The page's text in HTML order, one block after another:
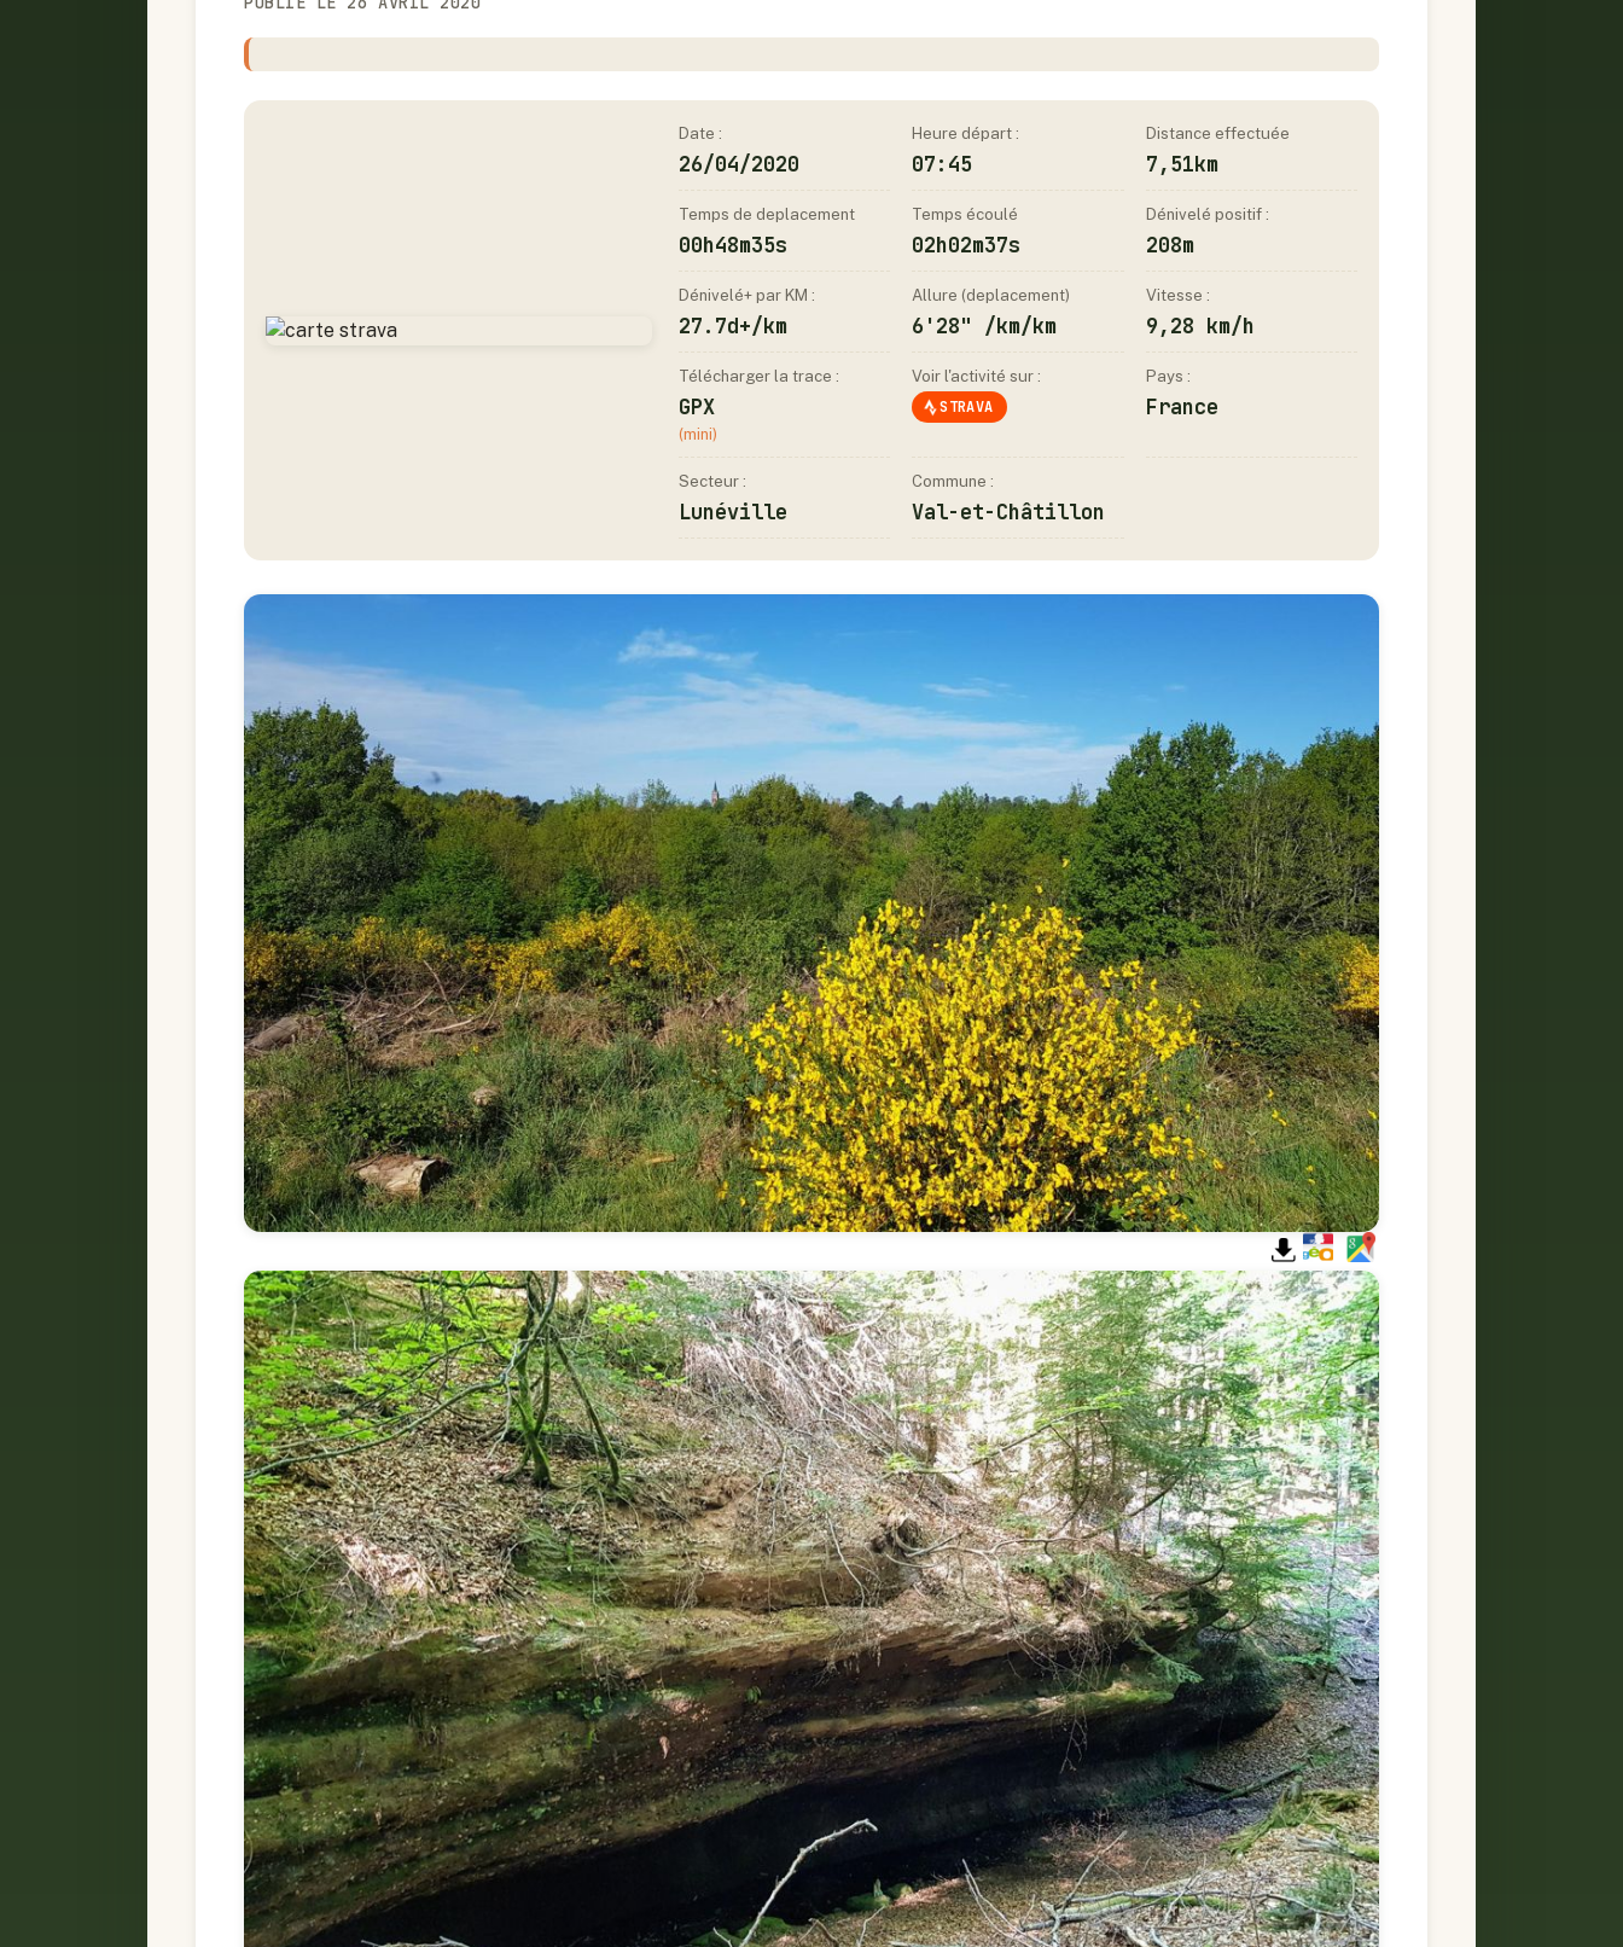
Date :
26/04/2020
Heure départ :
07:45
Distance effectuée
7,51km
Temps de deplacement
00h48m35s
Temps écoulé
02h02m37s
Dénivelé positif :
208m
Dénivelé+ par KM :
27.7d+/km
Allure (deplacement)
6'28" /km/km
Vitesse :
9,28 km/h
Télécharger la trace :
GPX
(mini)
Voir l'activité sur :
STRAVA
Pays :
France
Secteur :
Lunéville
Commune :
Val-et-Châtillon